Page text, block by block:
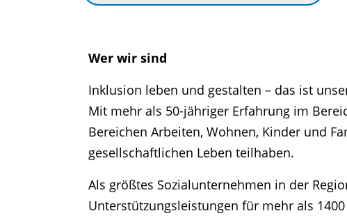
Wer wir sind
Inklusion leben und gestalten – das ist
Mit mehr als 50-jähriger Erfahrung im
Bereichen Arbeiten, Wohnen, Kinder und
gesellschaftlichen Leben teilhaben.
Als größtes Sozialunternehmen in der
Unterstützungsleistungen für mehr als